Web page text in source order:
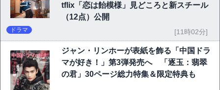
tflix「恋は飴模様」見どころと新スチール
（12点）公開
ドラマ [11時02分]
ジャン・リンホーが表紙を飾る「中国ドラ
マが好き！」第3弾発売へ 「逐玉：翡翠
の君」30ページ総力特集＆限定特典も